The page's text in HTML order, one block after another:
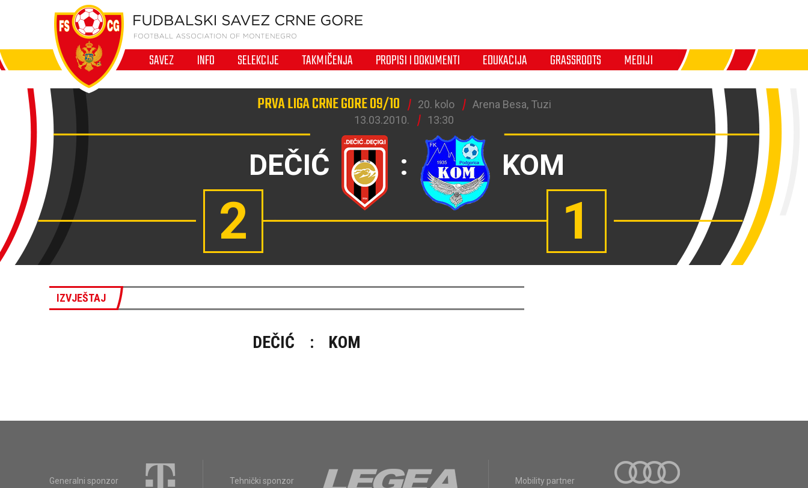
SAVEZ INFO SELEKCIJE TAKMIČENJA PROPISI I DOKUMENTI EDUKACIJA GRASSROOTS MEDIJI
PRVA LIGA CRNE GORE 09/10 20. kolo
Arena Besa, Tuzi
13.03.2010.
13:30
DEČIĆ : KOM
2 1
IZVJEŠTAJ
DEČIĆ : KOM
Generalni sponzor Tehnički sponzor Mobility partner